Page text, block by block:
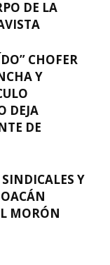
DE LA
CHOFER
Y
DEJA
DE
Y
MORÓN